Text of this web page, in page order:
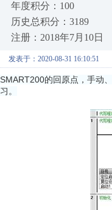
年度积分：100
历史总积分：3189
注册：2018年7月10日
发表于：2020-08-31 16:10:51
SMART200的回原点，手动
习。